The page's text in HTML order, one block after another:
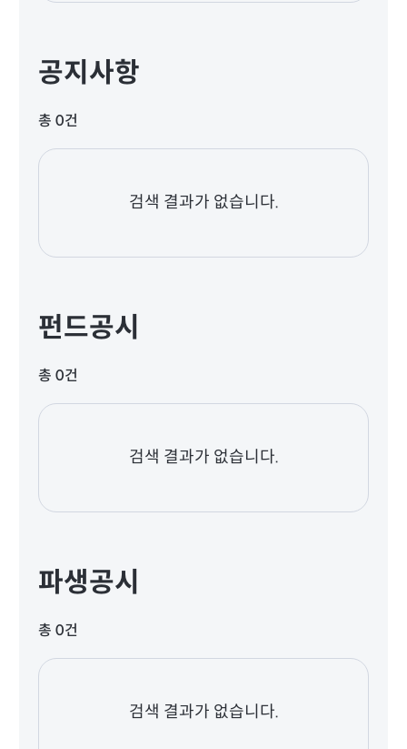
공지사항
총 0건
검색 결과가 없습니다.
펀드공시
총 0건
검색 결과가 없습니다.
파생공시
총 0건
검색 결과가 없습니다.